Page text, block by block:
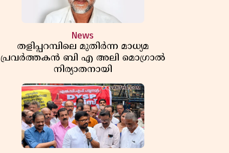
News
തളിപ്പറമ്പിലെ മുതിർന്ന മാധ്യമ
പ്രവർത്തകൻ ബി എ അലി മൊഗ്രാൽ
നിര്യാതനായി